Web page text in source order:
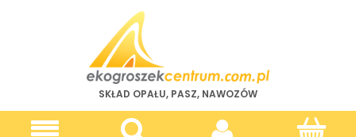
SKŁAD OPAŁU, PASZ, NAWOZÓW